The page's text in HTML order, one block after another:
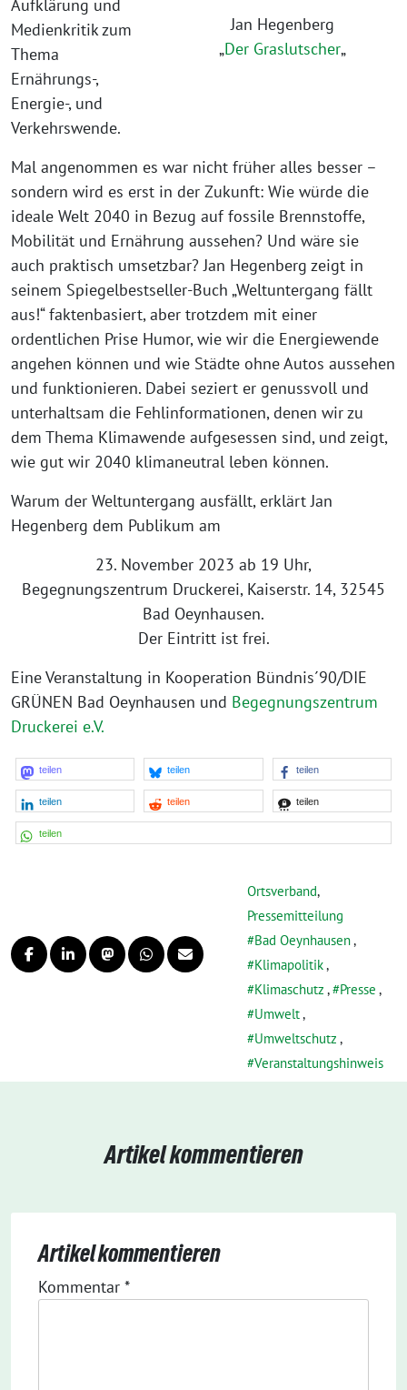
Jan Hegenberg
„Der Graslutscher„
Aufklärung und
Medienkritik zum
Thema
Ernährungs-,
Energie-, und
Verkehrswende.
Mal angenommen es war nicht früher alles besser –
sondern wird es erst in der Zukunft: Wie würde die
ideale Welt 2040 in Bezug auf fossile Brennstoffe,
Mobilität und Ernährung aussehen? Und wäre sie
auch praktisch umsetzbar? Jan Hegenberg zeigt in
seinem Spiegelbestseller-Buch „Weltuntergang fällt
aus!“ faktenbasiert, aber trotzdem mit einer
ordentlichen Prise Humor, wie wir die Energiewende
angehen können und wie Städte ohne Autos aussehen
und funktionieren. Dabei seziert er genussvoll und
unterhaltsam die Fehlinformationen, denen wir zu
dem Thema Klimawende aufgesessen sind, und zeigt,
wie gut wir 2040 klimaneutral leben können.
Warum der Weltuntergang ausfällt, erklärt Jan
Hegenberg dem Publikum am
23. November 2023 ab 19 Uhr,
Begegnungszentrum Druckerei, Kaiserstr. 14, 32545
Bad Oeynhausen.
Der Eintritt ist frei.
Eine Veranstaltung in Kooperation Bündnis´90/DIE
GRÜNEN Bad Oeynhausen und Begegnungszentrum
Druckerei e.V.
teilen teilen teilen
teilen teilen teilen
teilen
Ortsverband,
Pressemitteilung
Bad Oeynhausen,
Klimapolitik,
Klimaschutz , Presse ,
Umwelt,
Umweltschutz ,
Veranstaltungshinweis
Artikel kommentieren
Artikel kommentieren
Kommentar *